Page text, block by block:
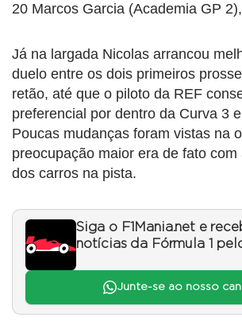
20 Marcos Garcia (Academia GP
Já na largada Nicolas arrancou
duelo entre os dois primeiros
retão, até que o piloto da REF
preferencial por dentro da Curva 3
Poucas mudanças foram vistas na
preocupação maior era de fato
dos carros na pista.
Siga o F1Mania.net e
notícias da Fórmula 1
Junte-se ao nosso